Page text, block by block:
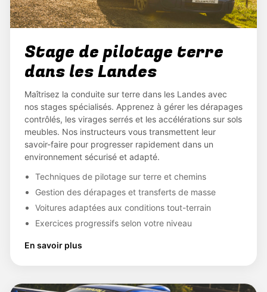
Stage de pilotage terre
dans les Landes
Maîtrisez la conduite sur terre dans les Landes avec
nos stages spécialisés. Apprenez à gérer les dérapages
contrôlés, les virages serrés et les accélérations sur sols
meubles. Nos instructeurs vous transmettent leur
savoir-faire pour progresser rapidement dans un
environnement sécurisé et adapté.
Techniques de pilotage sur terre et chemins
Gestion des dérapages et transferts de masse
Voitures adaptées aux conditions tout-terrain
Exercices progressifs selon votre niveau
En savoir plus